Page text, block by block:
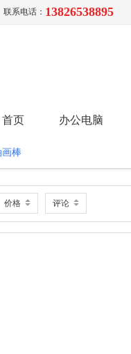
联系电话： 13826538895
首页 办公电脑
画棒
价格 评论